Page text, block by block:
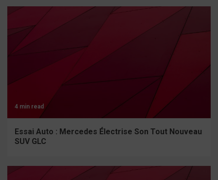
4 min read
Essai Auto : Mercedes Électrise Son Tout Nouveau
SUV GLC